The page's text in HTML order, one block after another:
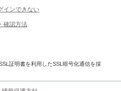
インできない
確認方法
証明書を利用したSSL暗号化通信を採